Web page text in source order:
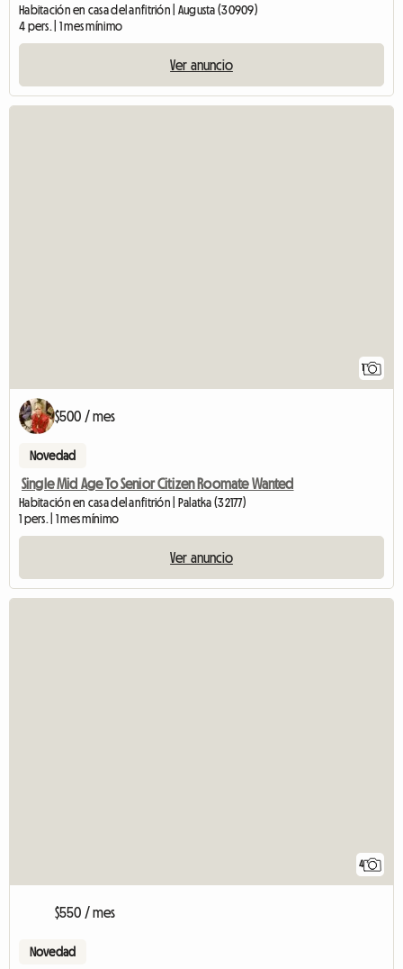
Habitación en casa del anfitrión | Augusta (30909)
4 pers. | 1 mes mínimo
Ver anuncio
1
$500 / mes
Novedad
Single Mid Age To Senior Citizen Roomate Wanted
Habitación en casa del anfitrión | Palatka (32177)
1 pers. | 1 mes mínimo
Ver anuncio
4
$550 / mes
Novedad